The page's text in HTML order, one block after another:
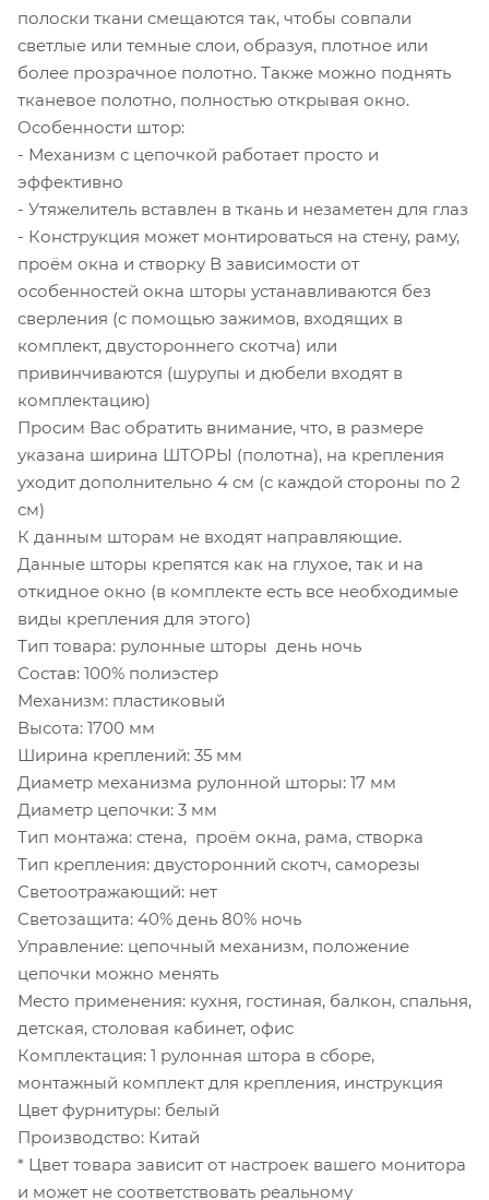
полоски ткани смещаются так, чтобы совпали
светлые или темные слои, образуя, плотное или
более прозрачное полотно. Также можно поднять
тканевое полотно, полностью открывая окно.
Особенности штор:
- Механизм с цепочкой работает просто и
эффективно
- Утяжелитель вставлен в ткань и незаметен для глаз
- Конструкция может монтироваться на стену, раму,
проём окна и створку В зависимости от
особенностей окна шторы устанавливаются без
сверления (с помощью зажимов, входящих в
комплект, двустороннего скотча) или
привинчиваются (шурупы и дюбели входят в
комплектацию)
Просим Вас обратить внимание, что, в размере
указана ширина ШТОРЫ (полотна), на крепления
уходит дополнительно 4 см (с каждой стороны по 2
см)
К данным шторам не входят направляющие.
Данные шторы крепятся как на глухое, так и на
откидное окно (в комплекте есть все необходимые
виды крепления для этого)
Тип товара: рулонные шторы день ночь
Состав: 100% полиэстер
Механизм: пластиковый
Высота: 1700 мм
Ширина креплений: 35 мм
Диаметр механизма рулонной шторы: 17 мм
Диаметр цепочки: 3 мм
Тип монтажа: стена, проём окна, рама, створка
Тип крепления: двусторонний скотч, саморезы
Светоотражающий: нет
Светозащита: 40% день 80% ночь
Управление: цепочный механизм, положение
цепочки можно менять
Место применения: кухня, гостиная, балкон, спальня,
детская, столовая кабинет, офис
Комплектация: 1 рулонная штора в сборе,
монтажный комплект для крепления, инструкция
Цвет фурнитуры: белый
Производство: Китай
* Цвет товара зависит от настроек вашего монитора
и может не соответствовать реальному